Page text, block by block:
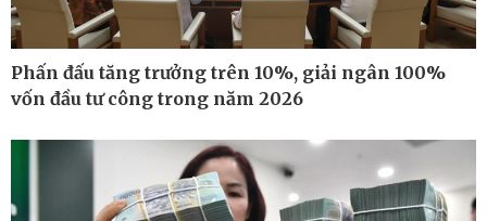
Phấn đấu tăng trưởng trên 10%, giải ngân 100%
vốn đầu tư công trong năm 2026